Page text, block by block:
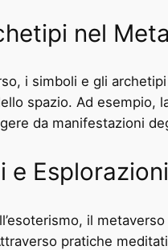
nel
i simboli e gli
spazio. Ad esempio,
da manifestazioni
Esplorazioni
il
pratiche